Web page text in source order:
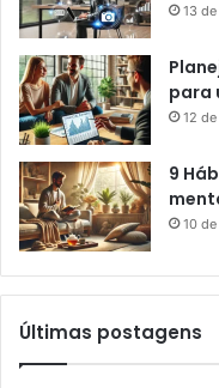
13
para
12
9
10
Últimas postagens